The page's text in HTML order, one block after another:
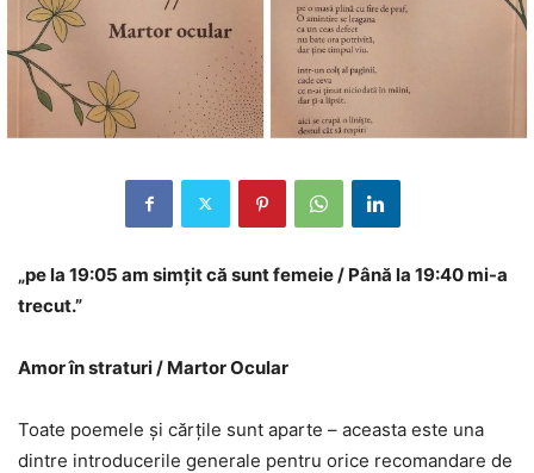
„pe la 19:05 am simțit că sunt femeie / Până la 19:40 mi-a
trecut.”
Amor în straturi / Martor Ocular
Toate poemele și cărțile sunt aparte – aceasta este una
dintre introducerile generale pentru orice recomandare de